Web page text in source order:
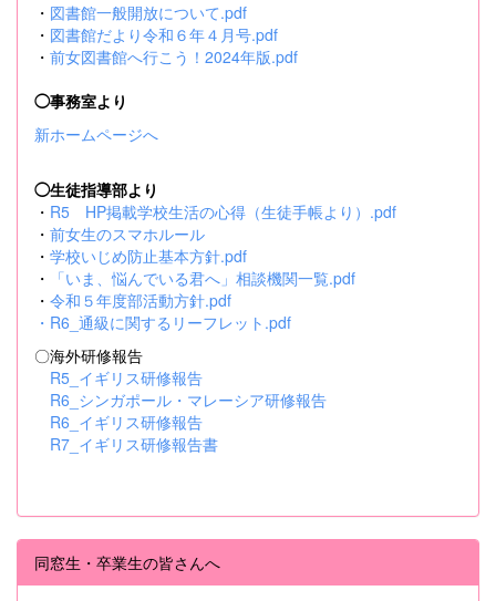
・ 図書館一般開放について.pdf
・ 図書館だより令和６年４月号.pdf
・ 前女図書館へ行こう！2024年版.pdf
◯事務室より
新ホームページへ
◯生徒指導部より
・ R5 HP掲載学校生活の心得（生徒手帳より）.pdf
・ 前女生のスマホルール
・ 学校いじめ防止基本方針.pdf
・
「いま、悩んでいる君へ」相談機関一覧.pdf
・ 令和５年度部活動方針.pdf
・ R6_通級に関するリーフレット.pdf
〇海外研修報告
R5_イギリス研修報告
R6_シンガポール・マレーシア研修報告
R6_イギリス研修報告
R7_イギリス研修報告書
同窓生・卒業生の皆さんへ